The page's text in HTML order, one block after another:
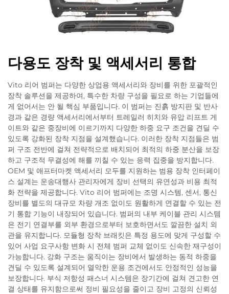
다용도 장착 및 액세서리 통합
Vito 리어 범퍼는 다양한 상업용 액세서리와 장비를 위한 포괄적인
장착 솔루션을 제공하여, 특수한 차량 구성을 필요로 하는 기업들에
게 없어서는 안 될 핵심 부품입니다. 이 범퍼는 진흙 방지판 및 반사
경과 같은 경량 액세서리에서부터 트레일러 히치와 유압 리프트 게
이트와 같은 중장비에 이르기까지 다양한 하중 요구 조건을 견딜 수
있도록 강화된 장착 지점을 설계했습니다. 이러한 장착 지점들은 범
퍼 구조 전반에 걸쳐 전략적으로 배치되어 최적의 하중 분산을 보장
하고 구조적 무결성에 해를 끼칠 수 있는 응력 집중을 방지합니다.
OEM 및 애프터마켓 액세서리 모두를 지원하는 범용 장착 인터페이
스 설계는 운송대행사 관리자에게 장비 선택의 유연성과 비용 최적
화 전략을 제공합니다. Vito 리어 범퍼에는 조명 시스템, 센서, 통신
장비를 별도의 대규모 차량 개조 없이도 원활하게 연결할 수 있는 전
기 통합 기능이 내장되어 있습니다. 범퍼의 내부 케이블 관리 시스템
은 전기 연결부를 외부 환경으로부터 보호하면서도 깔끔한 설치 외
관을 유지합니다. 모듈형 장착 브래킷은 특정 용도에 맞게 구성할 수
있어 사업 요구사항 변화 시 전체 범퍼 교체 없이도 신속한 재구성이
가능합니다. 강화 구조는 움직이는 장비에서 발생하는 동적 하중을
견딜 수 있도록 설계되어 열악한 운용 조건에서도 안정적인 성능을
보장합니다. 부식 저항성 패스너 시스템은 장기간에 걸쳐 견고한 연
결 상태를 유지함으로써 정비 필요성을 줄이고 장비 고정의 신뢰성